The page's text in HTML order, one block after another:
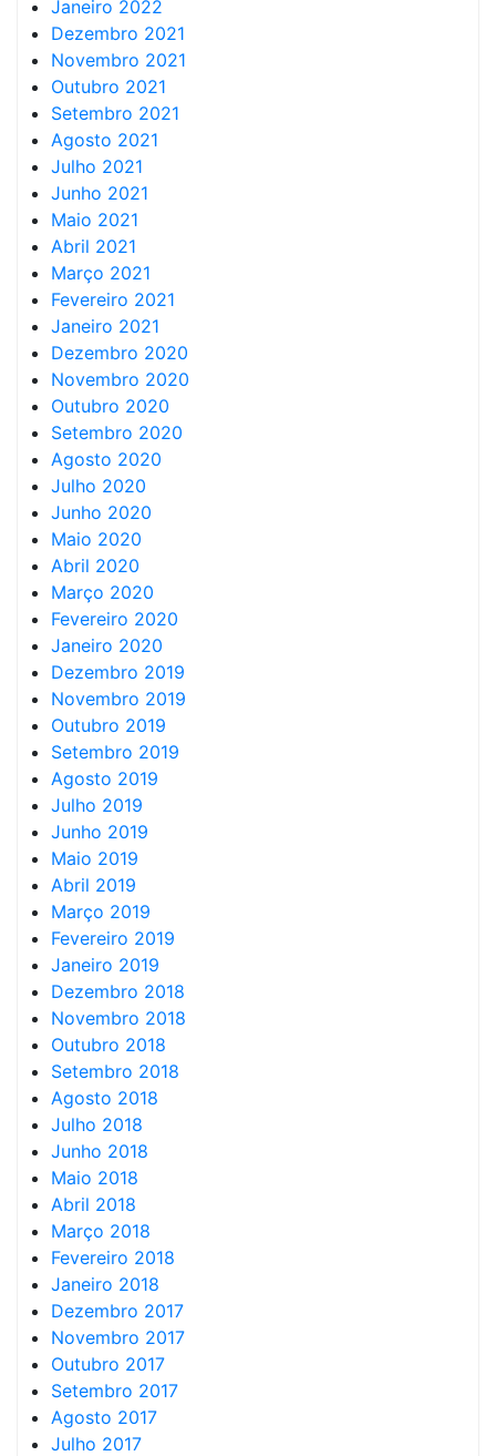
Janeiro 2022
Dezembro 2021
Novembro 2021
Outubro 2021
Setembro 2021
Agosto 2021
Julho 2021
Junho 2021
Maio 2021
Abril 2021
Março 2021
Fevereiro 2021
Janeiro 2021
Dezembro 2020
Novembro 2020
Outubro 2020
Setembro 2020
Agosto 2020
Julho 2020
Junho 2020
Maio 2020
Abril 2020
Março 2020
Fevereiro 2020
Janeiro 2020
Dezembro 2019
Novembro 2019
Outubro 2019
Setembro 2019
Agosto 2019
Julho 2019
Junho 2019
Maio 2019
Abril 2019
Março 2019
Fevereiro 2019
Janeiro 2019
Dezembro 2018
Novembro 2018
Outubro 2018
Setembro 2018
Agosto 2018
Julho 2018
Junho 2018
Maio 2018
Abril 2018
Março 2018
Fevereiro 2018
Janeiro 2018
Dezembro 2017
Novembro 2017
Outubro 2017
Setembro 2017
Agosto 2017
Julho 2017